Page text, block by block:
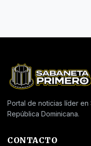
Portal de noticias líder
República Dominicana.
CONTACTO